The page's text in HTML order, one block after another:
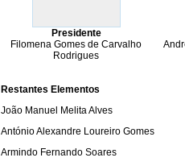
Presidente
Filomena Gomes de Carvalho
Rodrigues
Restantes Elementos
João Manuel Melita Alves
António Alexandre Loureiro Gomes
Armindo Fernando Soares